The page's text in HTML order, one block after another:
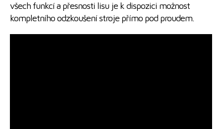
všech funkcí a přesnosti lisu je k dispozici možnost
kompletního odzkoušení stroje přímo pod proudem.